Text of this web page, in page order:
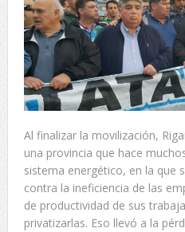
Al finalizar la movilización,
una provincia que hace
sistema energético, en la que
contra la ineficiencia de las
de productividad de sus
privatizarlas. Eso llevó a la